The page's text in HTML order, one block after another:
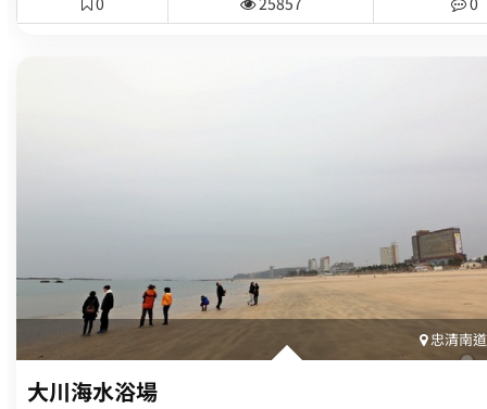
立的韓國傳統文化學校及樂天扶餘渡假村皆位於園區內
忠清南
大川海水浴場